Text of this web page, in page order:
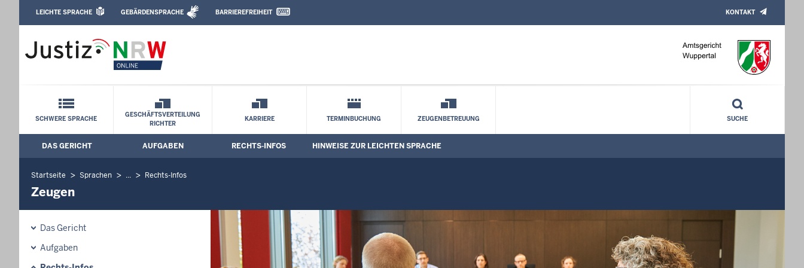
Amtsgericht Wuppertal: Zeugen
Leichte Sprache, Gebärdensprachenvideo und Kontaktformular
LEICHTE SPRACHE GEBÄRDENSPRACHE BARRIEREFREIHEIT KONTAKT
Schnellnavigation mit Volltext-Suche
SCHWERE SPRACHE
GESCHÄFTSVERTEILUNG
RICHTER
KARRIERE TERMINBUCHUNG ZEUGENBETREUUNG SUCHE
Hauptmenü: Hauptnavigation
DAS GERICHT AUFGABEN RECHTS-INFOS HINWEISE ZUR LEICHTEN SPRACHE
Startseite Sprachen ... Rechts-Infos
Zeugen
Das Gericht
Aufgaben